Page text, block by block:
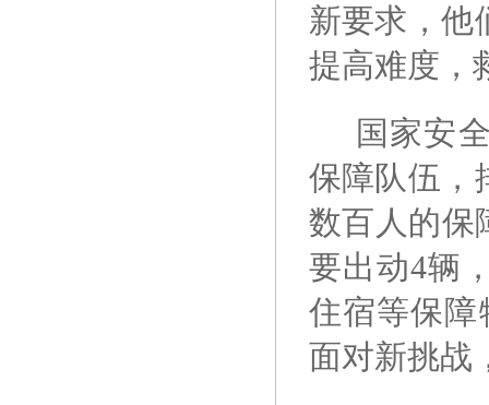
新要求，他
提高难度，
国家安
保障队伍，
数百人的保
要出动4辆
住宿等保障
面对新挑战